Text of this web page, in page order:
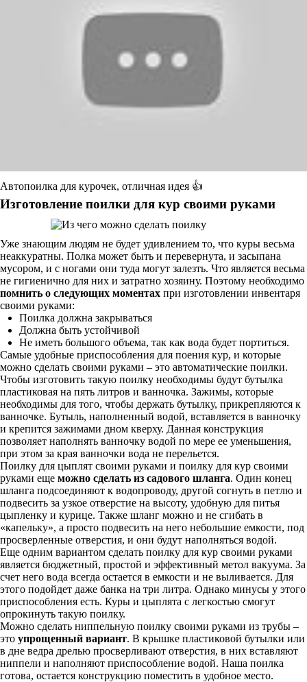
Автопоилка для курочек, отличная идея 👍
Изготовление поилки для кур своими руками
Уже знающим людям не будет удивлением то, что куры весьма
неаккуратны. Полка может быть и перевернута, и засыпана
мусором, и с ногами они туда могут залезть. Что является весьма
не гигиенично для них и затратно хозяину. Поэтому необходимо
помнить о следующих моментах при изготовлении инвентаря
своими руками:
Поилка должна закрываться
Должна быть устойчивой
Не иметь большого объема, так как вода будет портиться.
Самые удобные приспособления для поения кур, и которые
можно сделать своими руками – это автоматические поилки.
Чтобы изготовить такую поилку необходимы будут бутылка
пластиковая на пять литров и ванночка. Зажимы, которые
необходимы для того, чтобы держать бутылку, прикрепляются к
ванночке. Бутыль, наполненный водой, вставляется в ванночку
и крепится зажимами дном кверху. Данная конструкция
позволяет наполнять ванночку водой по мере ее уменьшения,
при этом за края ванночки вода не перельется.
Поилку для цыплят своими руками и поилку для кур своими
руками еще можно сделать из садового шланга. Один конец
шланга подсоединяют к водопроводу, другой согнуть в петлю и
подвесить за узкое отверстие на высоту, удобную для питья
цыпленку и курице. Также шланг можно и не сгибать в
«капельку», а просто подвесить на него небольшие емкости, под
просверленные отверстия, и они будут наполняться водой.
Еще одним вариантом сделать поилку для кур своими руками
является бюджетный, простой и эффективный метол вакуума. За
счет него вода всегда остается в емкости и не выливается. Для
этого подойдет даже банка на три литра. Однако минусы у этого
приспособления есть. Куры и цыплята с легкостью смогут
опрокинуть такую поилку.
Можно сделать ниппельную поилку своими руками из трубы –
это упрощенный вариант. В крышке пластиковой бутылки или
в дне ведра дрелью просверливают отверстия, в них вставляют
ниппели и наполняют приспособление водой. Наша поилка
готова, остается конструкцию поместить в удобное место.